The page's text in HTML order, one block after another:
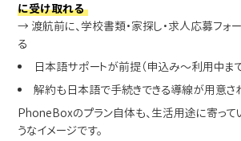
に受け取れる
→ 渡航前に、学校書類・家探し・求人応募フォ
る
日本語サポートが前提（申込み〜利用中まで
解約も日本語で手続きできる導線が用意さ
PhoneBoxのプラン自体も、生活用途に寄って
うなイメージです。